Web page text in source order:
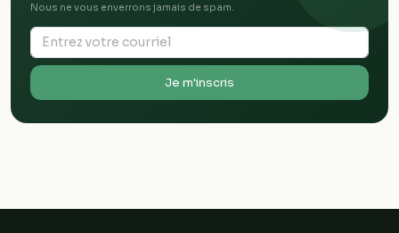
Nous ne vous enverrons jamais de spam.
Je m'inscris